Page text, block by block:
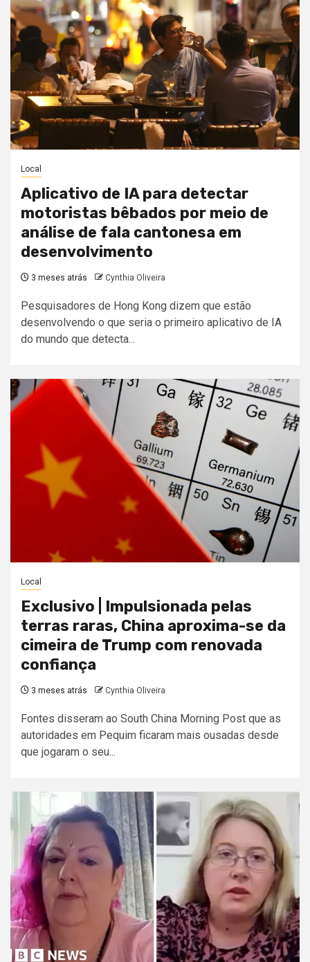
Local
Aplicativo de IA para detectar
motoristas bêbados por meio de
análise de fala cantonesa em
desenvolvimento
3 meses atrás Cynthia Oliveira
Pesquisadores de Hong Kong dizem que estão
desenvolvendo o que seria o primeiro aplicativo de IA
do mundo que detecta...
Local
Exclusivo | Impulsionada pelas
terras raras, China aproxima-se da
cimeira de Trump com renovada
confiança
3 meses atrás Cynthia Oliveira
Fontes disseram ao South China Morning Post que as
autoridades em Pequim ficaram mais ousadas desde
que jogaram o seu...